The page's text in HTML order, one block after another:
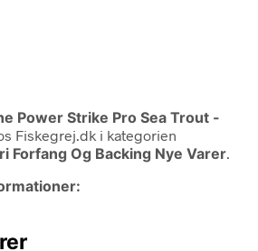
Power Strike Pro Sea Trout -
Fiskegrej.dk i kategorien
Forfang Og Backing Nye Varer.